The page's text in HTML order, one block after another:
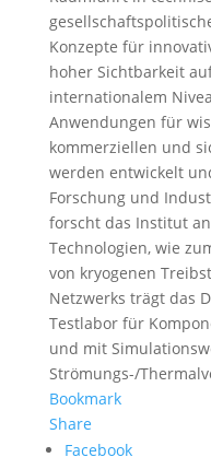
Konzepte für
hoher Sichtbarkeit
internationalem
Anwendungen für
kommerziellen und
werden entwickelt
Forschung und
forscht das Institut
Technologien, wie
von kryogenen
Netzwerks trägt das
Testlabor für
und mit
Strömungs-/
Bookmark
Share
Facebook